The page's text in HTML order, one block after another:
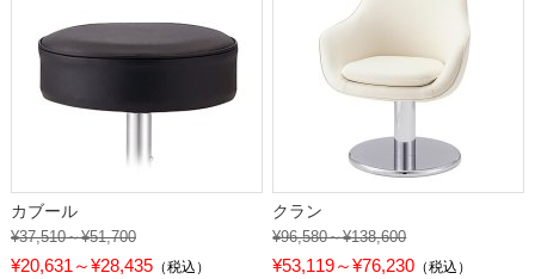
カブール
¥37,510～¥51,700
¥20,631～¥28,435（税込）
クラン
¥96,580～¥138,600
¥53,119～¥76,230 （税込）